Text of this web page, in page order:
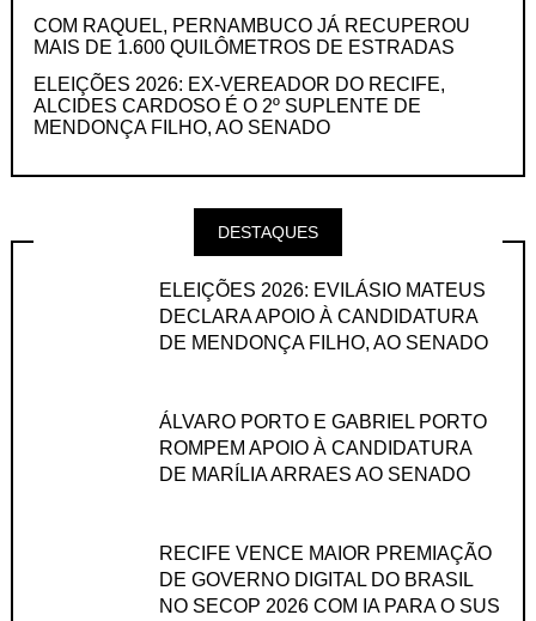
COM RAQUEL, PERNAMBUCO JÁ RECUPEROU
MAIS DE 1.600 QUILÔMETROS DE ESTRADAS
ELEIÇÕES 2026: EX-VEREADOR DO RECIFE,
ALCIDES CARDOSO É O 2º SUPLENTE DE
MENDONÇA FILHO, AO SENADO
DESTAQUES
ELEIÇÕES 2026: EVILÁSIO MATEUS
DECLARA APOIO À CANDIDATURA
DE MENDONÇA FILHO, AO SENADO
ÁLVARO PORTO E GABRIEL PORTO
ROMPEM APOIO À CANDIDATURA
DE MARÍLIA ARRAES AO SENADO
RECIFE VENCE MAIOR PREMIAÇÃO
DE GOVERNO DIGITAL DO BRASIL
NO SECOP 2026 COM IA PARA O SUS